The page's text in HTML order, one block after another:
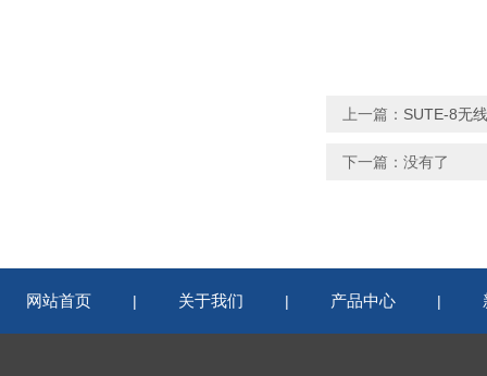
上一篇： SUTE-8无
下一篇：没有了
网站首页 | 关于我们 | 产品中心 |